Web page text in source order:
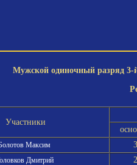
Мужской одиночный разряд 3-
Участники
Максим
Дмитрий